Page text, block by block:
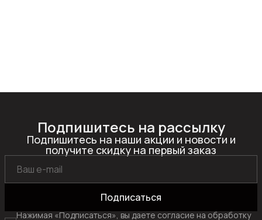
Подпишитесь на рассылку
Подпишитесь на наши акции и новости и
получите скидку на первый заказ
Подписаться
Нажимая «Подписаться», вы даете согласие на обработку